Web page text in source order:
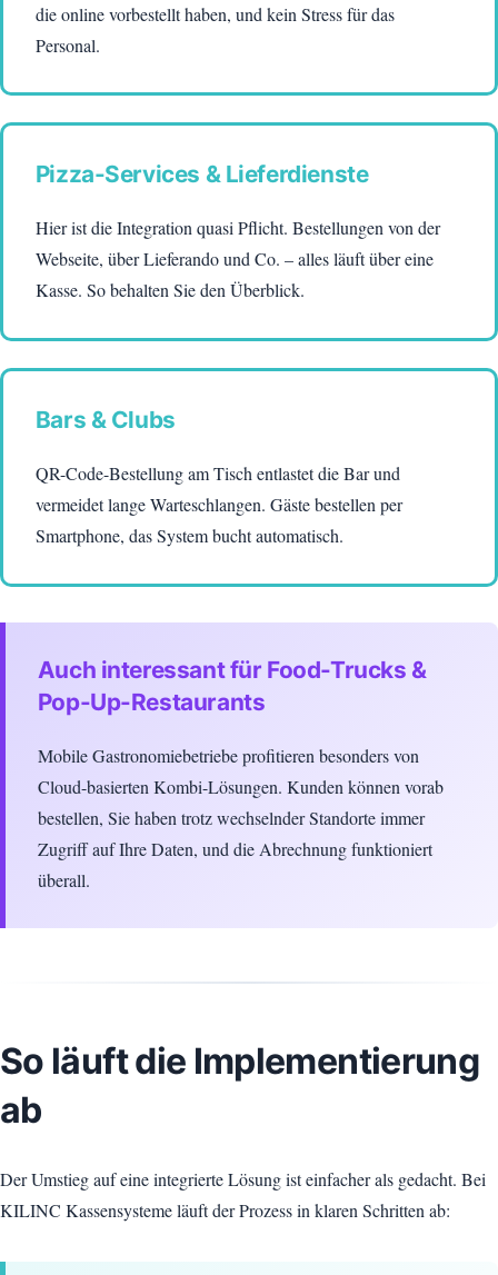
die online vorbestellt haben, und kein Stress für das
Personal.
Pizza-Services & Lieferdienste
Hier ist die Integration quasi Pflicht. Bestellungen von der
Webseite, über Lieferando und Co. – alles läuft über eine
Kasse. So behalten Sie den Überblick.
Bars & Clubs
QR-Code-Bestellung am Tisch entlastet die Bar und
vermeidet lange Warteschlangen. Gäste bestellen per
Smartphone, das System bucht automatisch.
Auch interessant für Food-Trucks &
Pop-Up-Restaurants
Mobile Gastronomiebetriebe profitieren besonders von
Cloud-basierten Kombi-Lösungen. Kunden können vorab
bestellen, Sie haben trotz wechselnder Standorte immer
Zugriff auf Ihre Daten, und die Abrechnung funktioniert
überall.
So läuft die Implementierung
ab
Der Umstieg auf eine integrierte Lösung ist einfacher als gedacht. Bei
KILINC Kassensysteme läuft der Prozess in klaren Schritten ab: